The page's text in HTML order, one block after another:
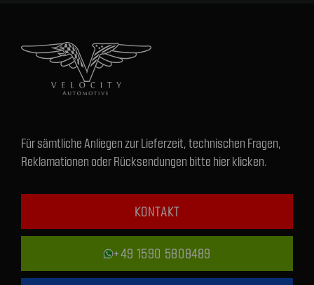
Für sämtliche Anliegen zur Lieferzeit, technischen Fragen,
Reklamationen oder Rücksendungen bitte hier klicken.
KONTAKT
+49 1590 5808489